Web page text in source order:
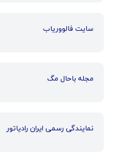
سایت فالووریاب
مجله باحال مگ
نمایندگی رسمی ایران رادیاتور